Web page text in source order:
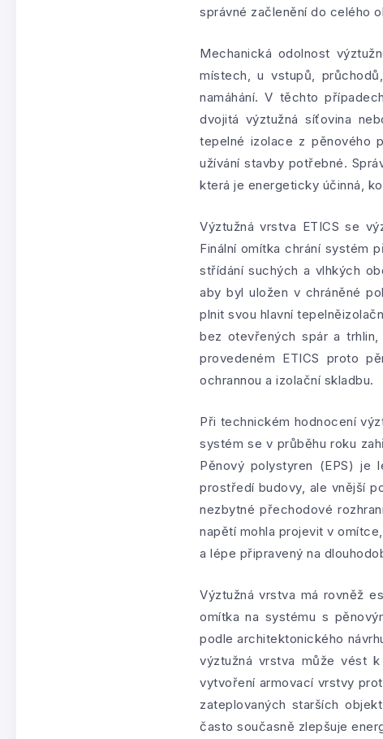
správné začlenění do celého
Mechanická odolnost
místech, u vstupů,
namáhání. V těchto
dvojitá výztužná síťovina
tepelné izolace z pěnového
užívání stavby potřebné.
která je energeticky účinná,
Výztužná vrstva ETICS se
Finální omítka chrání systém
střídání suchých a vlhkých
aby byl uložen v chráněné
plnit svou hlavní
bez otevřených spár a
provedeném ETICS proto
ochrannou a izolační skladbu.
Při technickém hodnocení
systém se v průběhu roku
Pěnový polystyren (EPS) je
prostředí budovy, ale vnější
nezbytné přechodové
napětí mohla projevit v
a lépe připravený na
Výztužná vrstva má rovněž
omítka na systému s
podle architektonického
výztužná vrstva může vést
vytvoření armovací vrstvy
zateplovaných starších
často současně zlepšuje